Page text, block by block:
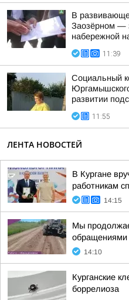
В
Заозёрном —
набережной
11:39
Социальный
развитии
11:55
ЛЕНТА НОВОСТЕЙ
В Кургане
работникам
14:15
Мы
обращениями
14:10
Курганские
боррелиоза